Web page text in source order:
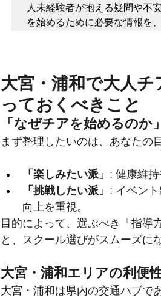
人未経験者が抱える疑問や不
を始めるために必要な情報を
大宮・浦和で大人
っておくべきこと
「なぜチアを始めるのか
まず整理したいのは、あなたの
「楽しみたい派」 : 健康維
「挑戦したい派」 : イベン
向上を重視。
目的によって、選ぶべき「指導
と、スクール選びがスムーズに
大宮・浦和エリアの利便
大宮・浦和は県内の交通ハブで